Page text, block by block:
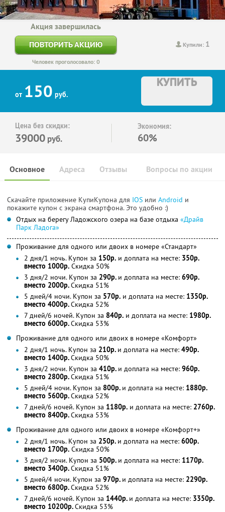
Купили: 1
Акция завершилась
ПОВТОРИТЬ АКЦИЮ
Человек проголосовало: 0
от 150 руб.
КУПИТЬ
Цена без скидки:
39000 руб.
Экономия:
60%
Основное Отзывы Вопросы по акции
Адреса
Скачайте приложение КупиКупона для IOS или Android и
покажите купон с экрана смартфона. Это удобно :)
Отдых на берегу Ладожского озера на базе отдыха «Драйв
Парк Ладога»
Проживание для одного или двоих в номере «Стандарт»
2 дня/1 ночь. Купон за 150р. и доплата на месте: 350р.
вместо 1000р. Скидка 50%
3 дня/2 ночи. Купон за 290р. и доплата на месте: 690р.
вместо 2000р.Скидка 51%
5 дней/4 ночи. Купон за 570р. и доплата на месте: 1350р.
вместо 4000р.Скидка 52%
7 дней/6 ночей. Купон за 840р. и доплата на месте: 1980р.
вместо 6000р.Скидка 53%
Проживание для одного или двоих в номере «Комфорт»
2 дня/1 ночь. Купон за 210р. и доплата на месте: 490р.
вместо 1400р.Скидка 50%
3 дня/2 ночи. Купон за 410р. и доплата на месте: 960р.
вместо 2800р.Скидка 51%
5 дней/4 ночи. Купон за 800р. и доплата на месте: 1880р.
вместо 5600р.Скидка 52%
7 дней/6 ночей. Купон за 1180р. и доплата на месте: 2760р.
вместо 8400р.Скидка 53%
Проживание для одного или двоих в номере «Комфорт+»
2 дня/1 ночь. Купон за 250р. и доплата на месте: 600р.
вместо 1700р. Скидка 50%
3 дня/2 ночи. Купон за 500р. и доплата на месте: 1170р.
вместо 3400р.Скидка 51%
5 дней/4 ночи. Купон за 970р. и доплата на месте: 2290р.
вместо 6800р.Скидка 52%
7 дней/6 ночей. Купон за 1440р. и доплата на месте: 3350р.
вместо 10200р.Скидка 53%